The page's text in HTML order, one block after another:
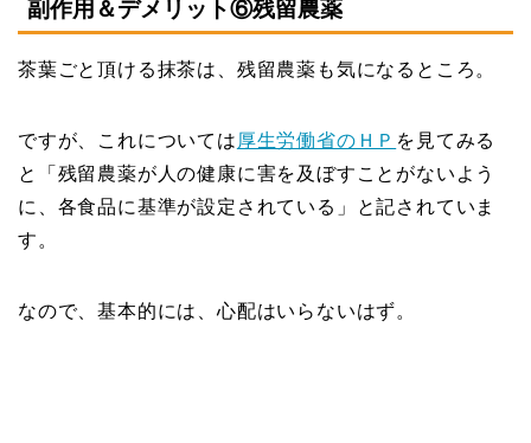
副作用＆デメリット⑥残留農薬
茶葉ごと頂ける抹茶は、残留農薬も気になるところ。
ですが、これについては 厚生労働省のＨＰ を見てみる
と「残留農薬が人の健康に害を及ぼすことがないよう
に、各食品に基準が設定されている」と記されていま
す。
なので、基本的には、心配はいらないはず。